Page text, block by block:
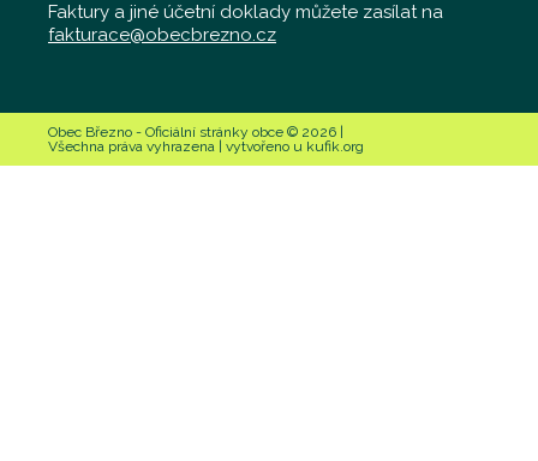
Faktury a jiné účetní doklady můžete zasílat na
fakturace@obecbrezno.cz
Obec Březno - Oficiální stránky obce © 2026 |
Všechna práva vyhrazena | vytvořeno u kufik.org